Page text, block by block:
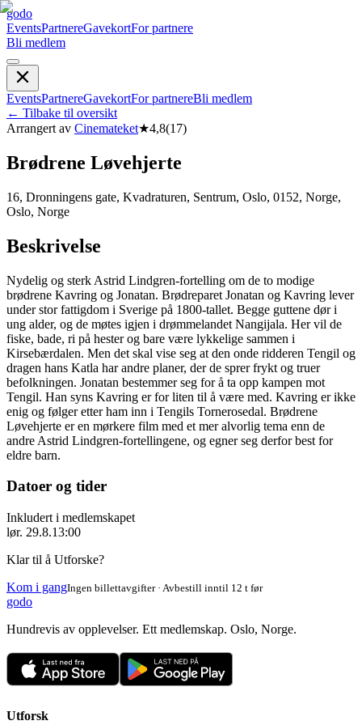
godo
EventsPartnereGavekortFor partnere
Bli medlem
EventsPartnereGavekortFor partnereBli medlem
← Tilbake til oversikt
Arrangert av Cinemateket★4,8(17)
Brødrene Løvehjerte
16, Dronningens gate, Kvadraturen, Sentrum, Oslo, 0152, Norge,
Oslo, Norge
Beskrivelse
Nydelig og sterk Astrid Lindgren-fortelling om de to modige
brødrene Kavring og Jonatan. Brødreparet Jonatan og Kavring lever
under stor fattigdom i Sverige på 1800-tallet. Begge guttene dør i
ung alder, og de møtes igjen i drømmelandet Nangijala. Her vil de
fiske, bade, ri på hester og bare være lykkelige sammen i
Kirsebærdalen. Men det skal vise seg at den onde ridderen Tengil og
dragen hans Katla har andre planer, der de sprer frykt og truer
befolkningen. Jonatan bestemmer seg for å ta opp kampen mot
Tengil. Han syns Kavring er for liten til å være med. Kavring er ikke
enig og følger etter ham inn i Tengils Tornerosedal. Brødrene
Løvehjerte er en mørkere film med et mer alvorlig tema enn de
andre Astrid Lindgren-fortellingene, og egner seg derfor best for
eldre barn.
Datoer og tider
Inkludert i medlemskapet
lør. 29.8.13:00
Klar til å Utforske?
Kom i gangIngen billettavgifter · Avbestill inntil 12 t før
godo
Hundrevis av opplevelser. Ett medlemskap. Oslo, Norge.
Utforsk